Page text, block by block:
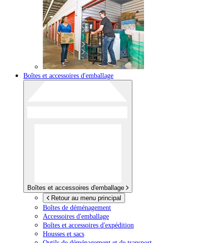
Boîtes et accessoires d'emballage
Boîtes et accessoires d'emballage
Retour au menu principal
Boîtes de déménagement
Accessoires d'emballage
Boîtes et accessoires d'expédition
Housses et sacs